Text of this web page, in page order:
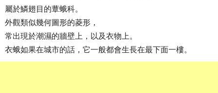
屬於鱗翅目的蕈蛾科。
外觀類似幾何圖形的菱形，
常出現於潮濕的牆壁上，以及衣物上。
衣蛾如果在城市的話，它一般都會生長在最下面一樓。